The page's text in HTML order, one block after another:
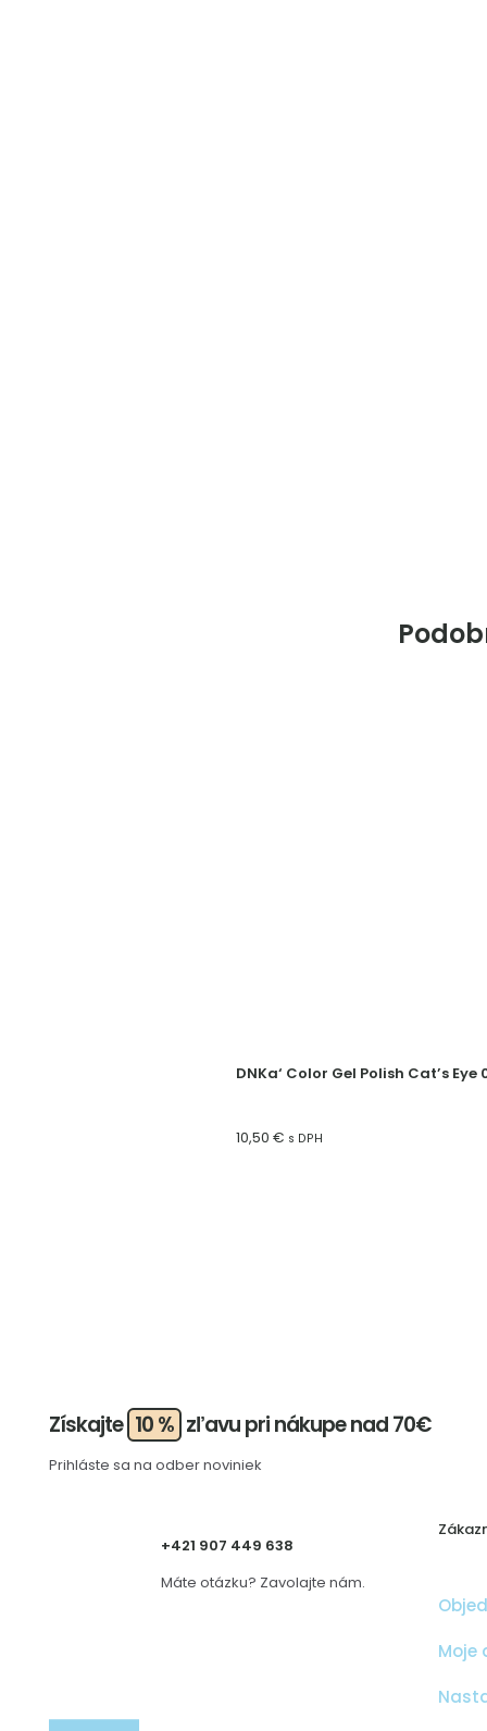
DNKa‘ Color Gel Polish Cat’s Eye
10,50 € s DPH
Získajte 10 % zľavu pri nákupe nad 70€
Prihláste sa na odber noviniek
+421 907 449 638
Máte otázku? Zavolajte nám.
Moje